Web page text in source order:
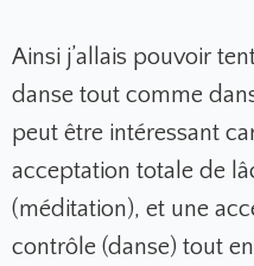
Ainsi j’allais pouvoir
danse tout comme
peut être intéressant
acceptation totale de
(méditation), et une
contrôle (danse) tout